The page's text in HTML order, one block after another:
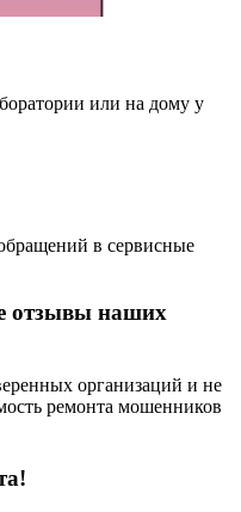
или на дому у
в сервисные
отзывы наших
организаций и не
ремонта мошенников